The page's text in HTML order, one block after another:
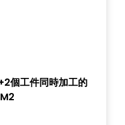
個工件同時加工的